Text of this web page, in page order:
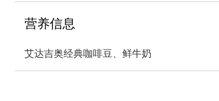
营养信息
艾达吉奥经典咖啡豆、鲜牛奶